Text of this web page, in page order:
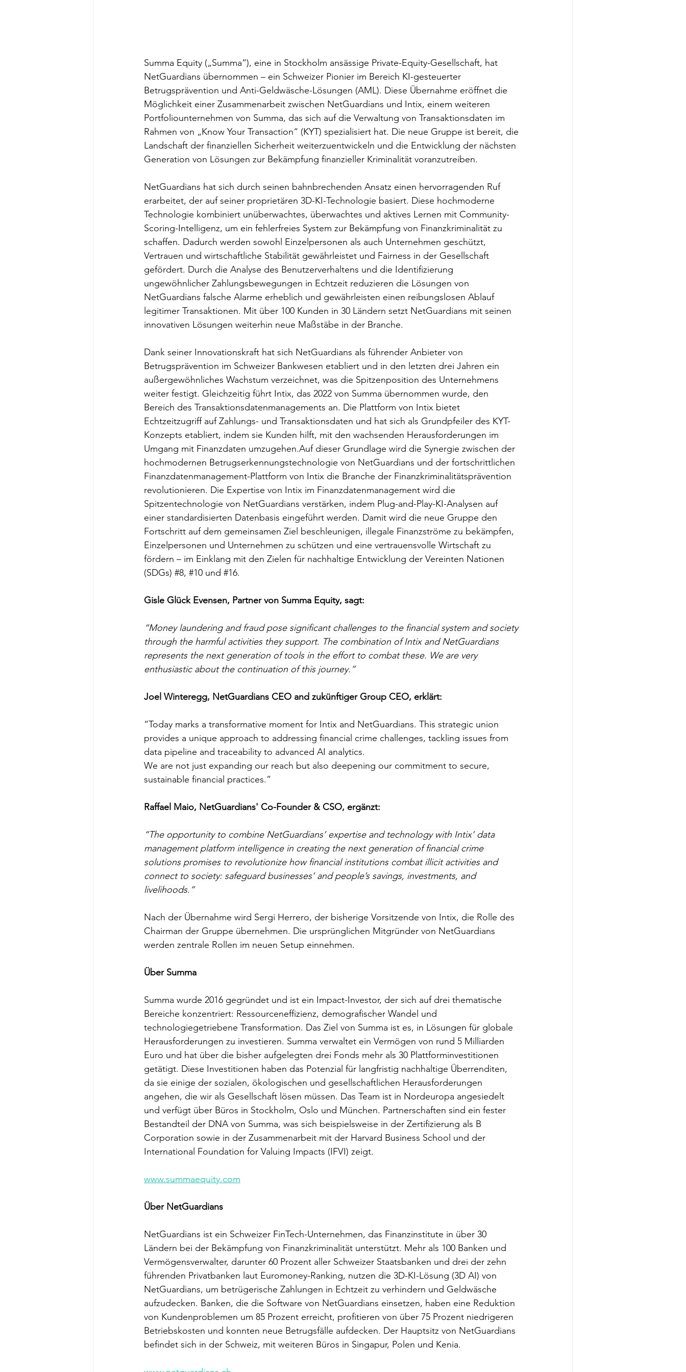
Summa Equity („Summa“), eine in Stockholm ansässige Private-Equity-Gesellschaft, hat
NetGuardians übernommen – ein Schweizer Pionier im Bereich KI-gesteuerter
Betrugsprävention und Anti-Geldwäsche-Lösungen (AML). Diese Übernahme eröffnet die
Möglichkeit einer Zusammenarbeit zwischen NetGuardians und Intix, einem weiteren
Portfoliounternehmen von Summa, das sich auf die Verwaltung von Transaktionsdaten im
Rahmen von „Know Your Transaction“ (KYT) spezialisiert hat. Die neue Gruppe ist bereit, die
Landschaft der finanziellen Sicherheit weiterzuentwickeln und die Entwicklung der nächsten
Generation von Lösungen zur Bekämpfung finanzieller Kriminalität voranzutreiben.
NetGuardians hat sich durch seinen bahnbrechenden Ansatz einen hervorragenden Ruf
erarbeitet, der auf seiner proprietären 3D-KI-Technologie basiert. Diese hochmoderne
Technologie kombiniert unüberwachtes, überwachtes und aktives Lernen mit Community-
Scoring-Intelligenz, um ein fehlerfreies System zur Bekämpfung von Finanzkriminalität zu
schaffen. Dadurch werden sowohl Einzelpersonen als auch Unternehmen geschützt,
Vertrauen und wirtschaftliche Stabilität gewährleistet und Fairness in der Gesellschaft
gefördert. Durch die Analyse des Benutzerverhaltens und die Identifizierung
ungewöhnlicher Zahlungsbewegungen in Echtzeit reduzieren die Lösungen von
NetGuardians falsche Alarme erheblich und gewährleisten einen reibungslosen Ablauf
legitimer Transaktionen. Mit über 100 Kunden in 30 Ländern setzt NetGuardians mit seinen
innovativen Lösungen weiterhin neue Maßstäbe in der Branche.
Dank seiner Innovationskraft hat sich NetGuardians als führender Anbieter von
Betrugsprävention im Schweizer Bankwesen etabliert und in den letzten drei Jahren ein
außergewöhnliches Wachstum verzeichnet, was die Spitzenposition des Unternehmens
weiter festigt. Gleichzeitig führt Intix, das 2022 von Summa übernommen wurde, den
Bereich des Transaktionsdatenmanagements an. Die Plattform von Intix bietet
Echtzeitzugriff auf Zahlungs- und Transaktionsdaten und hat sich als Grundpfeiler des KYT-
Konzepts etabliert, indem sie Kunden hilft, mit den wachsenden Herausforderungen im
Umgang mit Finanzdaten umzugehen.Auf dieser Grundlage wird die Synergie zwischen der
hochmodernen Betrugserkennungstechnologie von NetGuardians und der fortschrittlichen
Finanzdatenmanagement-Plattform von Intix die Branche der Finanzkriminalitätsprävention
revolutionieren. Die Expertise von Intix im Finanzdatenmanagement wird die
Spitzentechnologie von NetGuardians verstärken, indem Plug-and-Play-KI-Analysen auf
einer standardisierten Datenbasis eingeführt werden. Damit wird die neue Gruppe den
Fortschritt auf dem gemeinsamen Ziel beschleunigen, illegale Finanzströme zu bekämpfen,
Einzelpersonen und Unternehmen zu schützen und eine vertrauensvolle Wirtschaft zu
fördern – im Einklang mit den Zielen für nachhaltige Entwicklung der Vereinten Nationen
(SDGs) #8, #10 und #16.
Gisle Glück Evensen, Partner von Summa Equity, sagt:
“Money laundering and fraud pose significant challenges to the financial system and society
through the harmful activities they support. The combination of Intix and NetGuardians
represents the next generation of tools in the effort to combat these. We are very
enthusiastic about the continuation of this journey.”
Joel Winteregg, NetGuardians CEO and zukünftiger Group CEO, erklärt:
“Today marks a transformative moment for Intix and NetGuardians. This strategic union
provides a unique approach to addressing financial crime challenges, tackling issues from
data pipeline and traceability to advanced AI analytics.
We are not just expanding our reach but also deepening our commitment to secure,
sustainable financial practices.”
Raffael Maio, NetGuardians' Co-Founder & CSO, ergänzt:
“The opportunity to combine NetGuardians’ expertise and technology with Intix’ data
management platform intelligence in creating the next generation of financial crime
solutions promises to revolutionize how financial institutions combat illicit activities and
connect to society: safeguard businesses’ and people’s savings, investments, and
livelihoods.”
Nach der Übernahme wird Sergi Herrero, der bisherige Vorsitzende von Intix, die Rolle des
Chairman der Gruppe übernehmen. Die ursprünglichen Mitgründer von NetGuardians
werden zentrale Rollen im neuen Setup einnehmen.
Über Summa
Summa wurde 2016 gegründet und ist ein Impact-Investor, der sich auf drei thematische
Bereiche konzentriert: Ressourceneffizienz, demografischer Wandel und
technologiegetriebene Transformation. Das Ziel von Summa ist es, in Lösungen für globale
Herausforderungen zu investieren. Summa verwaltet ein Vermögen von rund 5 Milliarden
Euro und hat über die bisher aufgelegten drei Fonds mehr als 30 Plattforminvestitionen
getätigt. Diese Investitionen haben das Potenzial für langfristig nachhaltige Überrenditen,
da sie einige der sozialen, ökologischen und gesellschaftlichen Herausforderungen
angehen, die wir als Gesellschaft lösen müssen. Das Team ist in Nordeuropa angesiedelt
und verfügt über Büros in Stockholm, Oslo und München. Partnerschaften sind ein fester
Bestandteil der DNA von Summa, was sich beispielsweise in der Zertifizierung als B
Corporation sowie in der Zusammenarbeit mit der Harvard Business School und der
International Foundation for Valuing Impacts (IFVI) zeigt.
www.summaequity.com
Über NetGuardians
NetGuardians ist ein Schweizer FinTech-Unternehmen, das Finanzinstitute in über 30
Ländern bei der Bekämpfung von Finanzkriminalität unterstützt. Mehr als 100 Banken und
Vermögensverwalter, darunter 60 Prozent aller Schweizer Staatsbanken und drei der zehn
führenden Privatbanken laut Euromoney-Ranking, nutzen die 3D-KI-Lösung (3D AI) von
NetGuardians, um betrügerische Zahlungen in Echtzeit zu verhindern und Geldwäsche
aufzudecken. Banken, die die Software von NetGuardians einsetzen, haben eine Reduktion
von Kundenproblemen um 85 Prozent erreicht, profitieren von über 75 Prozent niedrigeren
Betriebskosten und konnten neue Betrugsfälle aufdecken. Der Hauptsitz von NetGuardians
befindet sich in der Schweiz, mit weiteren Büros in Singapur, Polen und Kenia.